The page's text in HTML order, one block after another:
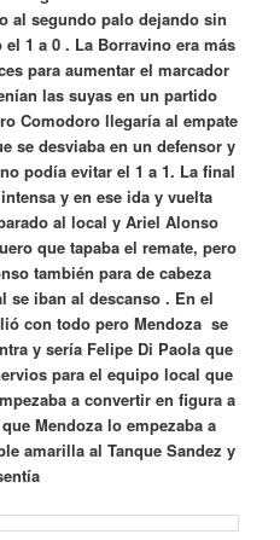
al segundo palo dejando sin
1 a 0 . La Borravino era más
para aumentar el marcador
las suyas en un partido
Comodoro llegaría al empate
se desviaba en un defensor y
podía evitar el 1 a 1. La final
y en ese ida y vuelta
al local y Ariel Alonso
que tapaba el remate, pero
también para de cabeza
se iban al descanso . En el
con todo pero Mendoza se
y sería Felipe Di Paola que
para el equipo local que
a convertir en figura a
Mendoza lo empezaba a
amarilla al Tanque Sandez y